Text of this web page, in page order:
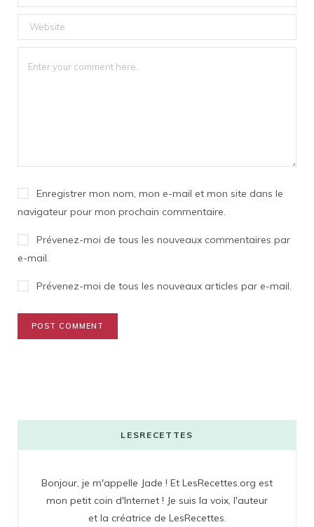
Enregistrer mon nom, mon e-mail et mon site dans le
navigateur pour mon prochain commentaire.
Prévenez-moi de tous les nouveaux commentaires par
e-mail.
Prévenez-moi de tous les nouveaux articles par e-mail.
LESRECETTES
Bonjour, je m'appelle Jade ! Et LesRecettes.org est
mon petit coin d'Internet ! Je suis la voix, l'auteur
et la créatrice de LesRecettes.